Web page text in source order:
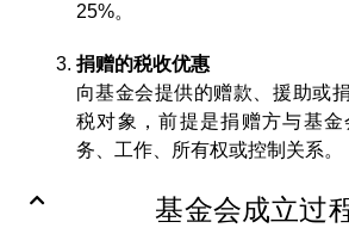
25%。
捐赠的税收优惠
向基金会提供的赠款、援助或
税对象，前提是捐赠方与基
务、工作、所有权或控制关系。
基金会成立过